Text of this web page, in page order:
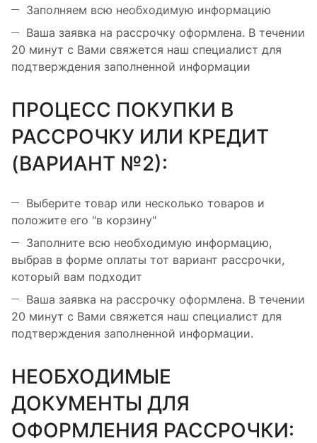
Заполняем всю необходимую информацию
Ваша заявка на рассрочку оформлена. В течении
20 минут с Вами свяжется наш специалист для
подтверждения заполненной информации
ПРОЦЕСС ПОКУПКИ В
РАССРОЧКУ ИЛИ КРЕДИТ
(ВАРИАНТ №2):
Выберите товар или несколько товаров и
положите его "в корзину"
Заполните всю необходимую информацию,
выбрав в форме оплаты тот вариант рассрочки,
который вам подходит
Ваша заявка на рассрочку оформлена. В течении
20 минут с Вами свяжется наш специалист для
подтверждения заполненной информации.
НЕОБХОДИМЫЕ
ДОКУМЕНТЫ ДЛЯ
ОФОРМЛЕНИЯ РАССРОЧКИ: